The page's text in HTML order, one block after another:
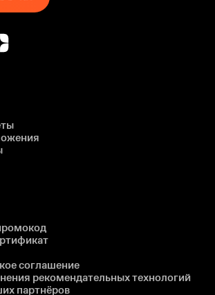
соглашение
рекомендательных технологий
партнёров